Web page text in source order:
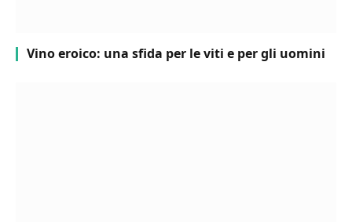
Vino eroico: una sfida per le viti e per gli uomini